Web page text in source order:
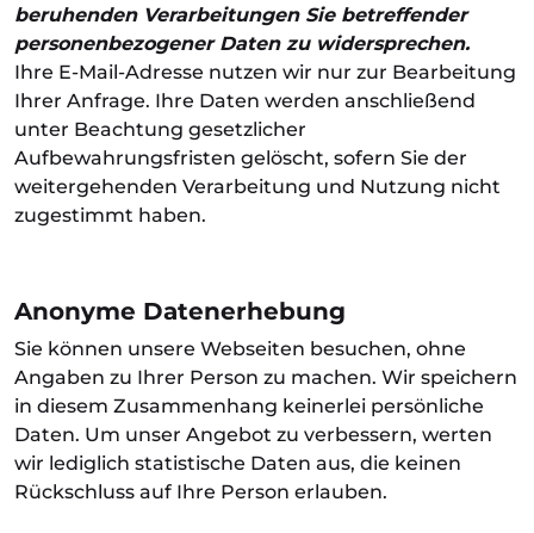
beruhenden Verarbeitungen Sie betreffender
personenbezogener Daten zu widersprechen.
Ihre E-Mail-Adresse nutzen wir nur zur Bearbeitung
Ihrer Anfrage. Ihre Daten werden anschließend
unter Beachtung gesetzlicher
Aufbewahrungsfristen gelöscht, sofern Sie der
weitergehenden Verarbeitung und Nutzung nicht
zugestimmt haben.
Anonyme Datenerhebung
Sie können unsere Webseiten besuchen, ohne
Angaben zu Ihrer Person zu machen. Wir speichern
in diesem Zusammenhang keinerlei persönliche
Daten. Um unser Angebot zu verbessern, werten
wir lediglich statistische Daten aus, die keinen
Rückschluss auf Ihre Person erlauben.